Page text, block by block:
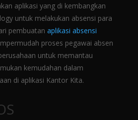
aplikasi yang di kembangkan
untuk melakukan absensi para
pembuatan aplikasi absensi
proses pegawai absen
untuk memantau
kemudahan dalam
di aplikasi Kantor Kita.